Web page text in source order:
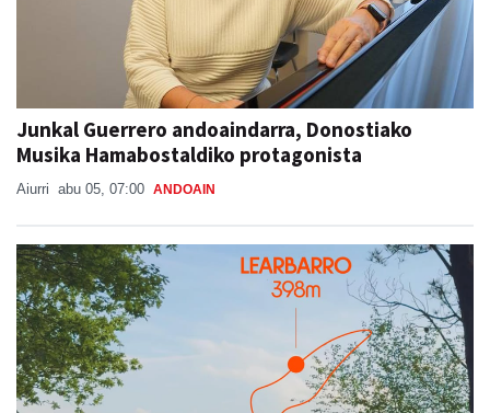
Junkal Guerrero andoaindarra, Donostiako
Musika Hamabostaldiko protagonista
Aiurri abu 05, 07:00 ANDOAIN